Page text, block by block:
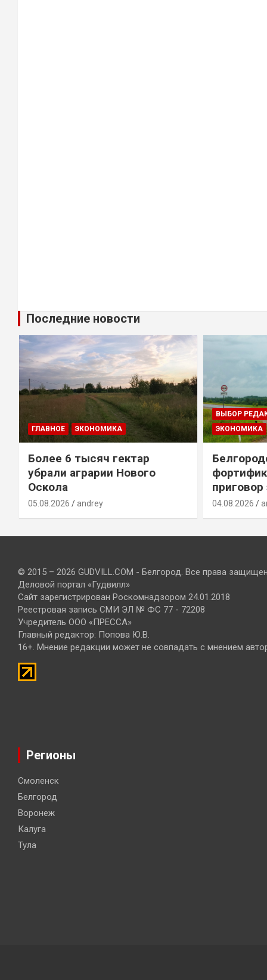
Последние новости
ГЛАВНОЕ ЭКОНОМИКА
Более 6 тысяч гектар
убрали аграрии Нового
Оскола
05.08.2026 andrey
ВЫБОР
ЭКОНОМИКА
04.08.2026
© 2015 – 2026 GUDVILL.COM - Белгород. Все права
Деловой портал «Гудвилл»
Сайт зарегистрирован Роскомнадзором 24.01.2018
Реестровая запись СМИ ЭЛ № ФС 77 - 72208
Учредитель ООО «ПРЕССА»
Главный редактор: Попова Ю.В.
16+. Мнение редакции может не совпадать с мнением
Регионы
Смоленск
Белгород
Воронеж
Калуга
Тула